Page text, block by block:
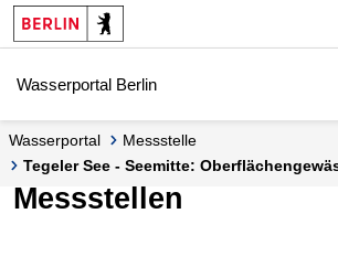
Springe zur Navigation
Springe zum Inhalt
Wasserportal Berlin
Wasserportal
Messstelle
Tegeler See - Seemitte:
Messstellen